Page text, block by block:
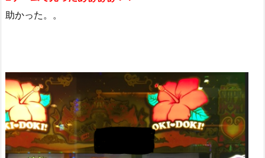
助かった。。